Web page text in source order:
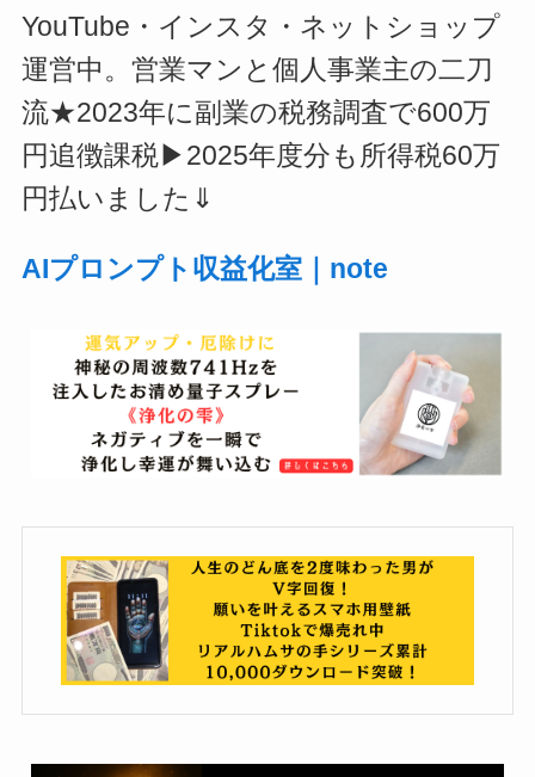
YouTube・インスタ・ネットショップ
運営中。営業マンと個人事業主の二刀
流★2023年に副業の税務調査で600万
円追徴課税▶2025年度分も所得税60万
円払いました⇓
AIプロンプト収益化室｜note